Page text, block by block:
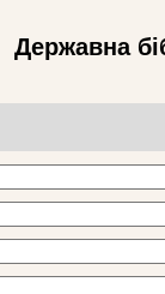
Державна